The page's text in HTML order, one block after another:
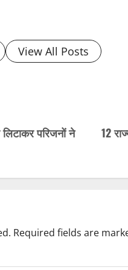
View All Posts
परिजनों ने
12
Required fields are